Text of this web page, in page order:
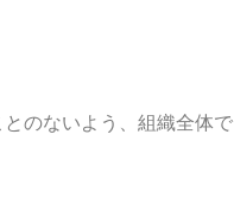
のないよう、組織全体で